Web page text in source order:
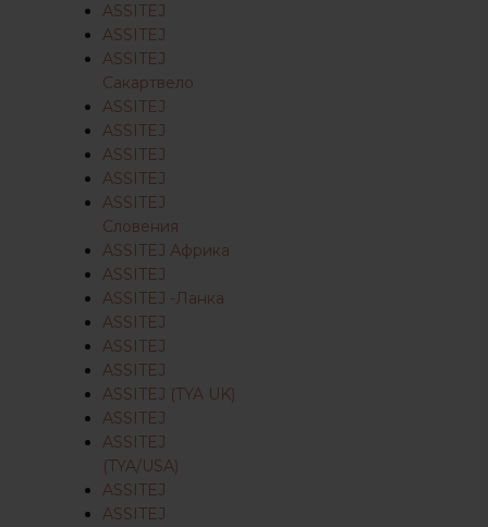
ASSITEJ
ASSITEJ
ASSITEJ
Сакартвело
ASSITEJ
ASSITEJ
ASSITEJ
ASSITEJ
ASSITEJ
Словения
ASSITEJ Африка
ASSITEJ
ASSITEJ -Ланка
ASSITEJ
ASSITEJ
ASSITEJ
ASSITEJ (TYA UK)
ASSITEJ
ASSITEJ
(TYA/USA)
ASSITEJ
ASSITEJ